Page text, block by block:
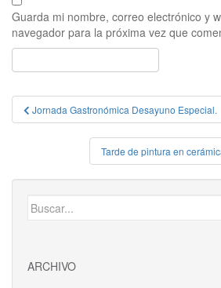
Guarda mi nombre, correo electrónico y
navegador para la próxima vez que
Navegación
de
entradas
Jornada Gastronómica Desayuno Especial.
Tarde de pintura en
Buscar:
ARCHIVO